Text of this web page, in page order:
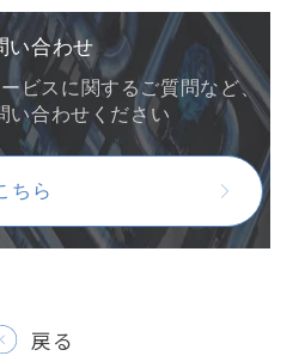
い合わせ
ビスに関するご質問など、
い合わせください
ちら
戻る